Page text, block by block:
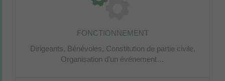
FONCTIONNEMENT
Dirigeants, Bénévoles, Constitution de partie civile,
Organisation d’un événement…